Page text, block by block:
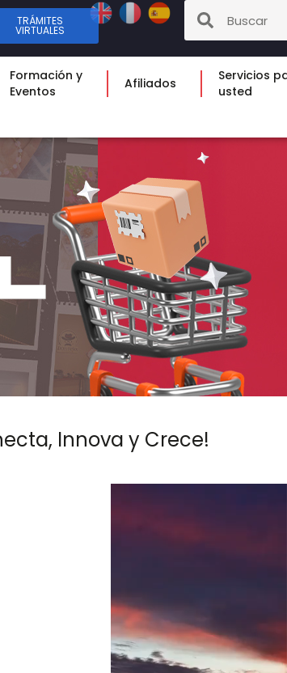
TRÁMITES
VIRTUALES
Formación y
Eventos
Afiliados
Servicios
usted
Innova y Crece!